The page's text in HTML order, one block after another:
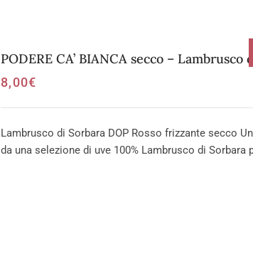
PODERE CA’ BIANCA secco – Lambrusco
8,00€
Lambrusco di Sorbara DOP Rosso frizzante secco
da una selezione di uve 100% Lambrusco di